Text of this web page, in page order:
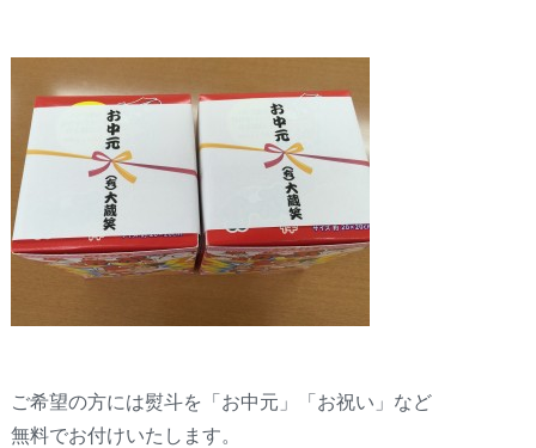
ご希望の方には熨斗を「お中元」「お祝い」など
無料でお付けいたします。